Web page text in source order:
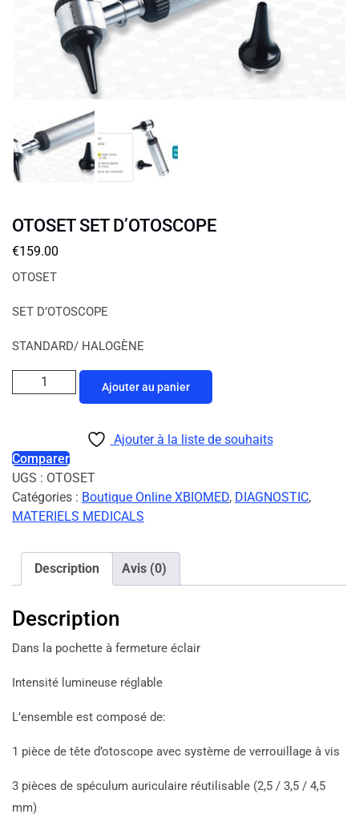
OTOSET SET D’OTOSCOPE
€159.00
OTOSET
SET D’OTOSCOPE
STANDARD/ HALOGÈNE
Ajouter au panier
Ajouter à la liste de souhaits
Comparer
UGS : OTOSET
Catégories : Boutique Online XBIOMED, DIAGNOSTIC,
MATERIELS MEDICALS
Description Avis (0)
Description
Dans la pochette à fermeture éclair
Intensité lumineuse réglable
L’ensemble est composé de:
1 pièce de tête d’otoscope avec système de verrouillage à vis
3 pièces de spéculum auriculaire réutilisable (2,5 / 3,5 / 4,5
mm)